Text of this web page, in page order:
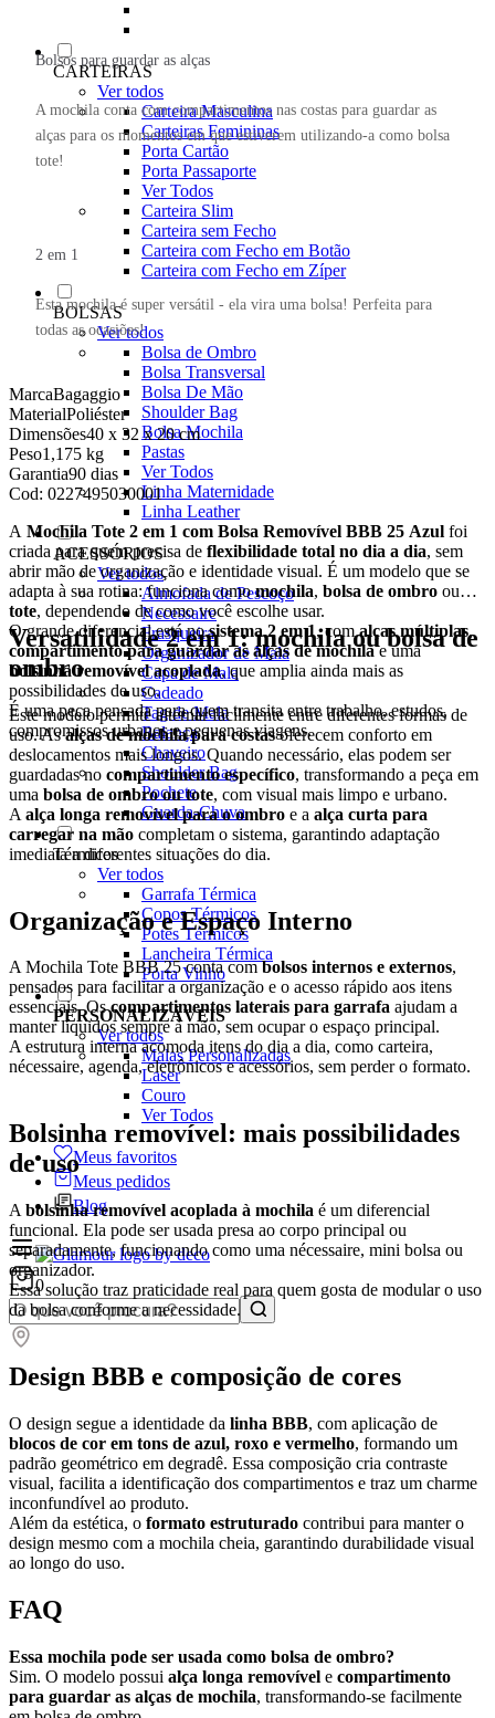
CARTEIRAS
Ver todos
Carteira Masculina
Carteiras Femininas
Porta Cartão
Porta Passaporte
Ver Todos
Carteira Slim
Carteira sem Fecho
Carteira com Fecho em Botão
Carteira com Fecho em Zíper
BOLSAS
Ver todos
Bolsa de Ombro
Bolsa Transversal
Bolsa De Mão
Shoulder Bag
Bolsa Mochila
Pastas
Ver Todos
Linha Maternidade
Linha Leather
ACESSÓRIOS
Ver todos
Almofada de Pescoço
Necessaire
Frasqueira
Organizador de Mala
Capa de Mala
Cadeado
Tag de Mala
Balança
Chaveiro
Shoulder Bag
Pochete
Guarda-Chuva
Térmicos
Ver todos
Garrafa Térmica
Copos Térmicos
Potes Térmicos
Lancheira Térmica
Porta Vinho
PERSONALIZÁVEIS
Ver todos
Malas Personalizadas
Laser
Couro
Ver Todos
Meus favoritos
Meus pedidos
Blog
0
Bolsos para guardar as alças
A mochila conta com compartimentos nas costas para guardar as
alças para os momentos em que estiverem utilizando-a como bolsa
tote!
2 em 1
Esta mochila é super versátil - ela vira uma bolsa! Perfeita para
todas as ocasiões!
MarcaBagaggio
MaterialPoliéster
Dimensões40 x 32 x 20 cm
Peso1,175 kg
Garantia90 dias
Cod: 0227495030001
A Mochila Tote 2 em 1 com Bolsa Removível BBB 25 Azul foi
criada para quem precisa de flexibilidade total no dia a dia, sem
abrir mão de organização e identidade visual. É um modelo que se
adapta à sua rotina: funciona comomochila, bolsa de ombro ou
tote, dependendo de como você escolhe usar.
O grande diferencial está nosistema 2 em 1, comalças múltiplas,
compartimento para guardar as alças de mochilae uma
bolsinha removível acoplada, que amplia ainda mais as
possibilidades de uso.
É uma peça pensada para quem transita entre trabalho, estudos,
compromissos urbanos e pequenas viagens.
Versatilidade 2 em 1: mochila ou bolsa de
ombro
Este modelo permite alternar facilmente entre diferentes formas de
uso. Asalças de mochila para costasoferecem conforto em
deslocamentos mais longos. Quando necessário, elas podem ser
guardadas no compartimento específico, transformando a peça em
uma bolsa de ombro ou tote, com visual mais limpo e urbano.
A alça longa removível para o ombro e a alça curta para
carregar na mão completam o sistema, garantindo adaptação
imediata a diferentes situações do dia.
Organização e Espaço Interno
A Mochila Tote BBB 25 conta combolsos internos e externos,
pensados para facilitar a organização e o acesso rápido aos itens
essenciais. Oscompartimentos laterais para garrafa ajudam a
manter líquidos sempre à mão, sem ocupar o espaço principal.
A estrutura interna acomoda itens do dia a dia, como carteira,
nécessaire, agenda, eletrônicos e acessórios, sem perder o formato.
Bolsinha removível: mais possibilidades
de uso
A bolsinha removível acoplada à mochila é um diferencial
funcional. Ela pode ser usada presa ao corpo principal ou
separadamente, funcionando como uma nécessaire, mini bolsa ou
organizador.
Essa solução traz praticidade real para quem gosta de modular o uso
da bolsa conforme a necessidade.
Design BBB e composição de cores
O design segue a identidade da linha BBB, com aplicação de
blocos de cor em tons de azul, roxo e vermelho, formando um
padrão geométrico em degradê. Essa composição cria contraste
visual, facilita a identificação dos compartimentos e traz um charme
inconfundível ao produto.
Além da estética, o formato estruturado contribui para manter o
design mesmo com a mochila cheia, garantindo durabilidade visual
ao longo do uso.
FAQ
Essa mochila pode ser usada como bolsa de ombro?
Sim. O modelo possui alça longa removível e compartimento
para guardar as alças de mochila, transformando-se facilmente